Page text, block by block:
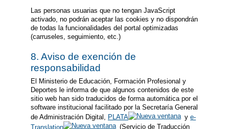
Las personas usuarias que no tengan JavaScript
activado, no podrán aceptar las cookies y no dispondrán
de todas la funcionalidades del portal optimizadas
(carruseles, seguimiento, etc.)
8. Aviso de exención de
responsabilidad
El Ministerio de Educación, Formación Profesional y
Deportes le informa de que algunos contenidos de este
sitio web han sido traducidos de forma automática por el
software institucional facilitado por la Secretaría General
de Administración Digital, PLATA ye-
Translation
(Servicio de Traducción